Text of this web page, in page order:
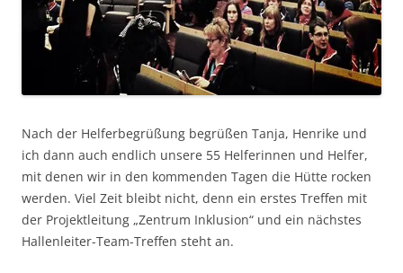
Nach der Helferbegrüßung begrüßen Tanja, Henrike und
ich dann auch endlich unsere 55 Helferinnen und Helfer,
mit denen wir in den kommenden Tagen die Hütte rocken
werden. Viel Zeit bleibt nicht, denn ein erstes Treffen mit
der Projektleitung „Zentrum Inklusion“ und ein nächstes
Hallenleiter-Team-Treffen steht an.